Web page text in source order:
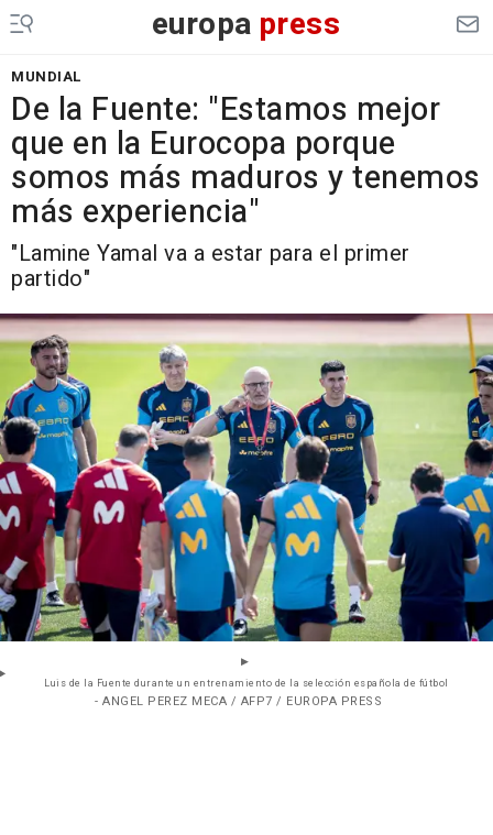
europa press
MUNDIAL
De la Fuente: "Estamos mejor
que en la Eurocopa porque
somos más maduros y tenemos
más experiencia"
"Lamine Yamal va a estar para el primer
partido"
Luis de la Fuente durante un entrenamiento de la selección española de fútbol
- ANGEL PEREZ MECA / AFP7 / EUROPA PRESS